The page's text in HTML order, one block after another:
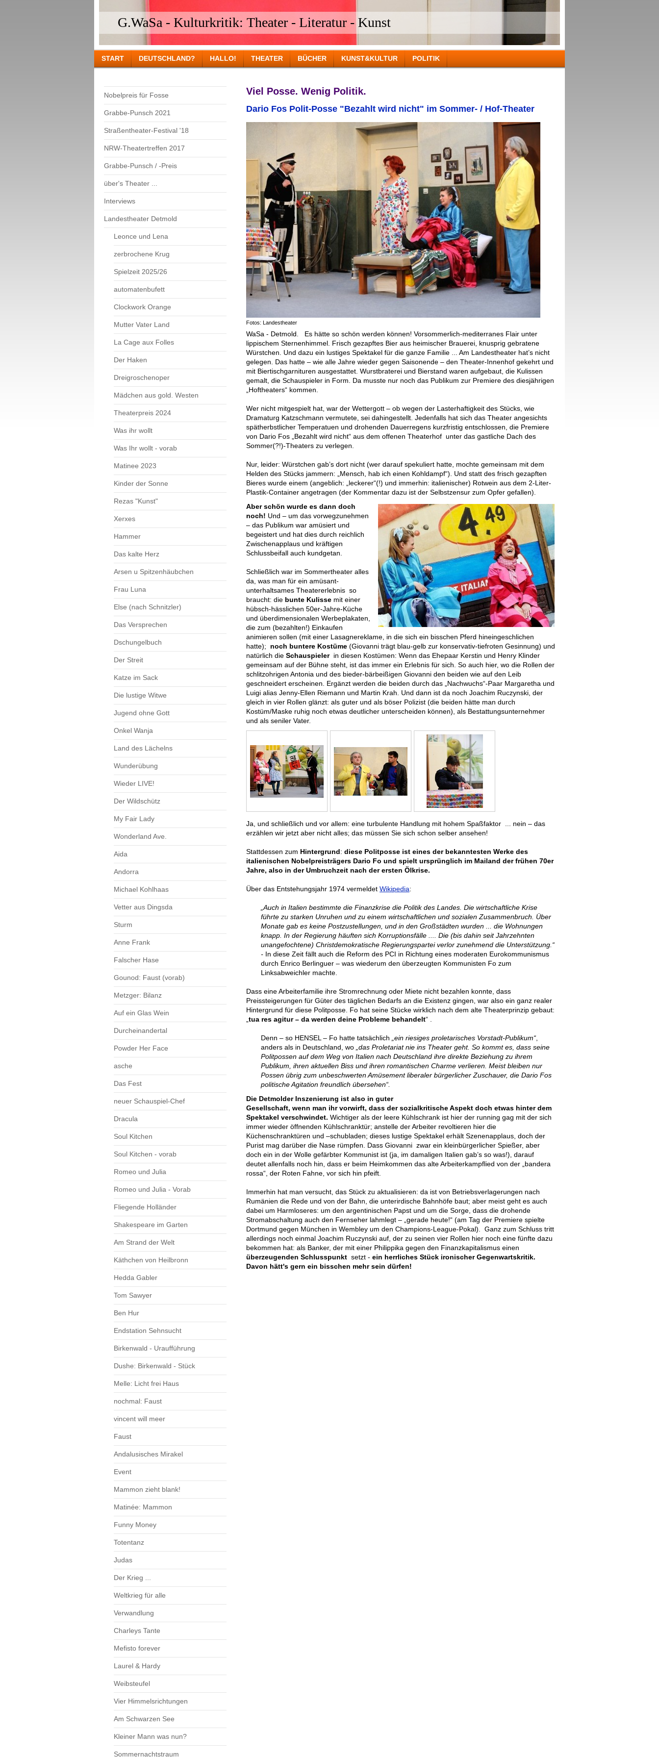
G.WaSa - Kulturkritik: Theater - Literatur - Kunst
START DEUTSCHLAND? HALLO! THEATER BÜCHER KUNST&KULTUR POLITIK
Nobelpreis für Fosse
Grabbe-Punsch 2021
Straßentheater-Festival '18
NRW-Theatertreffen 2017
Grabbe-Punsch / -Preis
über's Theater ...
Interviews
Landestheater Detmold
Leonce und Lena
zerbrochene Krug
Spielzeit 2025/26
automatenbufett
Clockwork Orange
Mutter Vater Land
La Cage aux Folles
Der Haken
Dreigroschenoper
Mädchen aus gold. Westen
Theaterpreis 2024
Was ihr wollt
Was Ihr wollt - vorab
Matinee 2023
Kinder der Sonne
Rezas "Kunst"
Xerxes
Hammer
Das kalte Herz
Arsen u Spitzenhäubchen
Frau Luna
Else (nach Schnitzler)
Das Versprechen
Dschungelbuch
Der Streit
Katze im Sack
Die lustige Witwe
Jugend ohne Gott
Onkel Wanja
Land des Lächelns
Wunderübung
Wieder LIVE!
Der Wildschütz
My Fair Lady
Wonderland Ave.
Aida
Andorra
Michael Kohlhaas
Vetter aus Dingsda
Sturm
Anne Frank
Falscher Hase
Gounod: Faust (vorab)
Metzger: Bilanz
Auf ein Glas Wein
Durcheinandertal
Powder Her Face
asche
Das Fest
neuer Schauspiel-Chef
Dracula
Soul Kitchen
Soul Kitchen - vorab
Romeo und Julia
Romeo und Julia - Vorab
Fliegende Holländer
Shakespeare im Garten
Am Strand der Welt
Käthchen von Heilbronn
Hedda Gabler
Tom Sawyer
Ben Hur
Endstation Sehnsucht
Birkenwald - Uraufführung
Dushe: Birkenwald - Stück
Melle: Licht frei Haus
nochmal: Faust
vincent will meer
Faust
Andalusisches Mirakel
Event
Mammon zieht blank!
Matinée: Mammon
Funny Money
Totentanz
Judas
Der Krieg ...
Weltkrieg für alle
Verwandlung
Charleys Tante
Mefisto forever
Laurel & Hardy
Weibsteufel
Vier Himmelsrichtungen
Am Schwarzen See
Kleiner Mann was nun?
Sommernachtstraum
Viel Posse. Wenig Politik.
Dario Fos Polit-Posse "Bezahlt wird nicht" im Sommer- / Hof-Theater
Fotos: Landestheater
WaSa - Detmold. Es hätte so schön werden können! Vorsommerlich-mediterranes Flair unter
lippischem Sternenhimmel. Frisch gezapftes Bier aus heimischer Brauerei, knusprig gebratene
Würstchen. Und dazu ein lustiges Spektakel für die ganze Familie ... Am Landestheater hat’s nicht
gelegen. Das hatte – wie alle Jahre wieder gegen Saisonende – den Theater-Innenhof gekehrt und
mit Biertischgarnituren ausgestattet. Wurstbraterei und Bierstand waren aufgebaut, die Kulissen
gemalt, die Schauspieler in Form. Da musste nur noch das Publikum zur Premiere des diesjährigen
„Hoftheaters“ kommen.
Wer nicht mitgespielt hat, war der Wettergott – ob wegen der Lasterhaftigkeit des Stücks, wie
Dramaturg Katzschmann vermutete, sei dahingestellt. Jedenfalls hat sich das Theater angesichts
spätherbstlicher Temperatuen und drohenden Dauerregens kurzfristig entschlossen, die Premiere
von Dario Fos „Bezahlt wird nicht“ aus dem offenen Theaterhof unter das gastliche Dach des
Sommer(?!)-Theaters zu verlegen.
Nur, leider: Würstchen gab’s dort nicht (wer darauf spekuliert hatte, mochte gemeinsam mit dem
Helden des Stücks jammern: „Mensch, hab ich einen Kohldampf“). Und statt des frisch gezapften
Bieres wurde einem (angeblich: „leckerer“(!) und immerhin: italienischer) Rotwein aus dem 2-Liter-
Plastik-Container angetragen (der Kommentar dazu ist der Selbstzensur zum Opfer gefallen).
Aber schön wurde es dann doch
noch! Und – um das vorwegzunehmen
– das Publikum war amüsiert und
begeistert und hat dies durch reichlich
Zwischenapplaus und kräftigen
Schlussbeifall auch kundgetan.
Schließlich war im Sommertheater alles
da, was man für ein amüsant-
unterhaltsames Theatererlebnis so
braucht: die bunte Kulisse mit einer
hübsch-hässlichen 50er-Jahre-Küche
und überdimensionalen Werbeplakaten,
die zum (bezahlten!) Einkaufen
animieren sollen (mit einer Lasagnereklame, in die sich ein bisschen Pferd hineingeschlichen
hatte); noch buntere Kostüme (Giovanni trägt blau-gelb zur konservativ-tiefroten Gesinnung) und
natürlich die Schauspieler in diesen Kostümen: Wenn das Ehepaar Kerstin und Henry Klinder
gemeinsam auf der Bühne steht, ist das immer ein Erlebnis für sich. So auch hier, wo die Rollen der
schlitzohrigen Antonia und des bieder-bärbeißigen Giovanni den beiden wie auf den Leib
geschneidert erscheinen. Ergänzt werden die beiden durch das „Nachwuchs“-Paar Margaretha und
Luigi alias Jenny-Ellen Riemann und Martin Krah. Und dann ist da noch Joachim Ruczynski, der
gleich in vier Rollen glänzt: als guter und als böser Polizist (die beiden hätte man durch
Kostüm/Maske ruhig noch etwas deutlicher unterscheiden können), als Bestattungsunternehmer
und als seniler Vater.
Ja, und schließlich und vor allem: eine turbulente Handlung mit hohem Spaßfaktor ... nein – das
erzählen wir jetzt aber nicht alles; das müssen Sie sich schon selber ansehen!
Stattdessen zum Hintergrund: diese Politposse ist eines der bekanntesten Werke des
italienischen Nobelpreisträgers Dario Fo und spielt ursprünglich im Mailand der frühen 70er
Jahre, also in der Umbruchzeit nach der ersten Ölkrise.
Über das Entstehungsjahr 1974 vermeldet Wikipedia:
„Auch in Italien bestimmte die Finanzkrise die Politik des Landes. Die wirtschaftliche Krise
führte zu starken Unruhen und zu einem wirtschaftlichen und sozialen Zusammenbruch. Über
Monate gab es keine Postzustellungen, und in den Großstädten wurden ... die Wohnungen
knapp. In der Regierung häuften sich Korruptionsfälle .... Die (bis dahin seit Jahrzehnten
unangefochtene) Christdemokratische Regierungspartei verlor zunehmend die Unterstützung.“
- In diese Zeit fällt auch die Reform des PCI in Richtung eines moderaten Eurokommunismus
durch Enrico Berlinguer – was wiederum den überzeugten Kommunisten Fo zum
Linksabweichler machte.
Dass eine Arbeiterfamilie ihre Stromrechnung oder Miete nicht bezahlen konnte, dass
Preissteigerungen für Güter des täglichen Bedarfs an die Existenz gingen, war also ein ganz realer
Hintergrund für diese Politposse. Fo hat seine Stücke wirklich nach dem alte Theaterprinzip gebaut:
tua res agitur – da werden deine Probleme behandelt“ .
Denn – so HENSEL – Fo hatte tatsächlich „ein riesiges proletarisches Vorstadt-Publikum“
anders als in Deutschland, wo „das Proletariat nie ins Theater geht. So kommt es, dass seine
Politpossen auf dem Weg von Italien nach Deutschland ihre direkte Beziehung zu ihrem
Publikum, ihren aktuellen Biss und ihren romantischen Charme verlieren. Meist bleiben nur
Possen übrig zum unbeschwerten Amüsement liberaler bürgerlicher Zuschauer, die Dario Fos
politische Agitation freundlich übersehen“.
Die Detmolder Inszenierung ist also in guter
Gesellschaft, wenn man ihr vorwirft, dass der sozialkritische Aspekt doch etwas hinter dem
Spektakel verschwindet. Wichtiger als der leere Kühlschrank ist hier der running gag mit der sich
immer wieder öffnenden Kühlschranktür; anstelle der Arbeiter revoltieren hier die
Küchenschranktüren und –schubladen; dieses lustige Spektakel erhält Szenenapplaus, doch der
Purist mag darüber die Nase rümpfen. Dass Giovanni zwar ein kleinbürgerlicher Spießer, aber
doch ein in der Wolle gefärbter Kommunist ist (ja, im damaligen Italien gab’s so was!), darauf
deutet allenfalls noch hin, dass er beim Heimkommen das alte Arbeiterkampflied von der „bandera
rossa“, der Roten Fahne, vor sich hin pfeift.
Immerhin hat man versucht, das Stück zu aktualisieren: da ist von Betriebsverlagerungen nach
Rumänien die Rede und von der Bahn, die unterirdische Bahnhöfe baut; aber meist geht es auch
dabei um Harmloseres: um den argentinischen Papst und um die Sorge, dass die drohende
Stromabschaltung auch den Fernseher lahmlegt – „gerade heute!“ (am Tag der Premiere spielte
Dortmund gegen München in Wembley um den Champions-League-Pokal). Ganz zum Schluss tritt
allerdings noch einmal Joachim Ruczynski auf, der zu seinen vier Rollen hier noch eine fünfte dazu
bekommen hat: als Banker, der mit einer Philippika gegen den Finanzkapitalismus einen
überzeugenden Schlusspunkt setzt - ein herrliches Stück ironischer Gegenwartskritik.
Davon hätt's gern ein bisschen mehr sein dürfen!